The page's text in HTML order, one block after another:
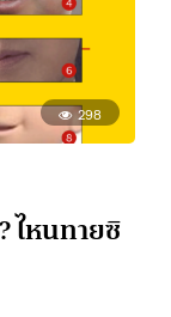
298
ไหนทายซิ